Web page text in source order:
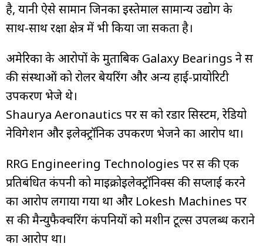
है, यानी ऐसे सामान जिनका इस्तेमाल सामान्य उद्योग के
साथ-साथ रक्षा क्षेत्र में भी किया जा सकता है।
अमेरिका के आरोपों के मुताबिक Galaxy Bearings ने रूस
की संस्थाओं को रोलर बेयरिंग और अन्य हाई-प्रायोरिटी
उपकरण भेजे थे।
Shaurya Aeronautics पर रूस को रडार सिस्टम, रेडियो
नेविगेशन और इलेक्ट्रॉनिक उपकरण भेजने का आरोप था।
RRG Engineering Technologies पर रूस की एक
प्रतिबंधित कंपनी को माइक्रोइलेक्ट्रॉनिक्स की सप्लाई करने
का आरोप लगाया गया था और Lokesh Machines पर
रूस की मैन्युफैक्चरिंग कंपनियों को मशीन टूल्स उपलब्ध कराने
का आरोप था।